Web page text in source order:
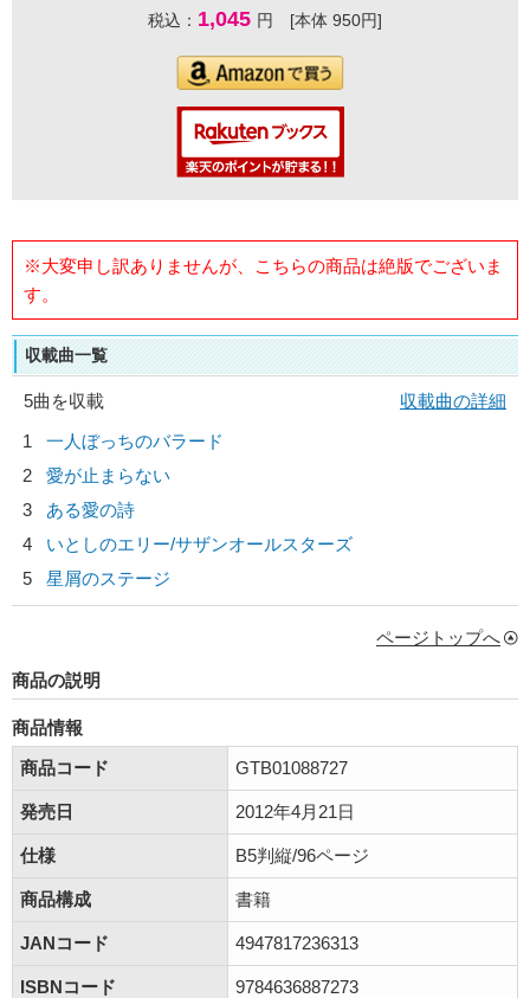
税込： 1,045 円 [本体 950円]
※大変申し訳ありませんが、こちらの商品は絶版でございま
す。
収載曲一覧
5曲を収載
収載曲の詳細
1
一人ぼっちのバラード
2
愛が止まらない
3
ある愛の詩
4
いとしのエリー/サザンオールスターズ
5
星屑のステージ
ページトップへ
商品の説明
商品情報
商品コード
GTB01088727
発売日 2012年4月21日
仕様 B5判縦/96ページ
商品構成 書籍
JANコード 4947817236313
ISBNコード 9784636887273